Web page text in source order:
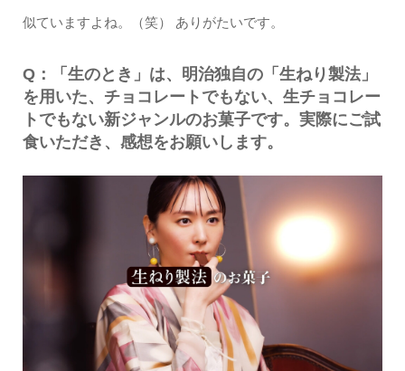
似ていますよね。（笑） ありがたいです。
Q：「生のとき」は、明治独自の「生ねり製法」
を用いた、チョコレートでもない、生チョコレー
トでもない新ジャンルのお菓子です。実際にご試
食いただき、感想をお願いします。